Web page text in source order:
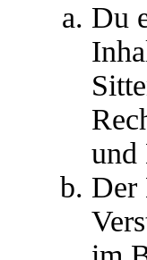
Du
und
Der